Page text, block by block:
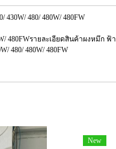
430W/ 480/ 480W/ 480FW
480FWรายละเอียดสินค้าผงห
480/ 480W/ 480FW
New